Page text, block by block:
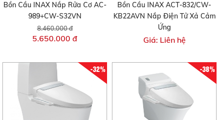
Bồn Cầu INAX Nắp Rửa Cơ AC-
989+CW-S32VN
8.460.000 đ
5.650.000 đ
Bồn Cầu INAX ACT-832/CW-
KB22AVN Nắp Điện Tử Xả Cảm
Ứng
Giá: Liên hệ
-32% -38%